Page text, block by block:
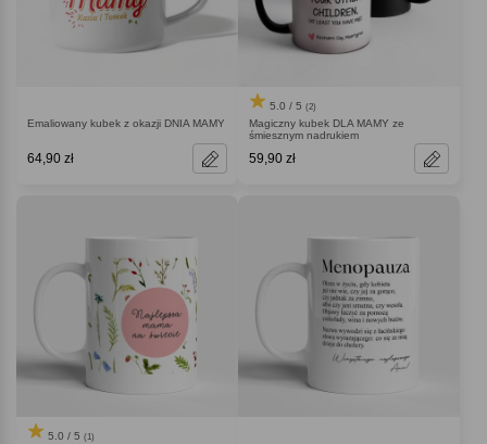
Emaliowany kubek z okazji DNIA MAMY
64,90 zł
5.0 / 5 (2)
Magiczny kubek DLA MAMY ze
śmiesznym nadrukiem
59,90 zł
5.0 / 5 (1)